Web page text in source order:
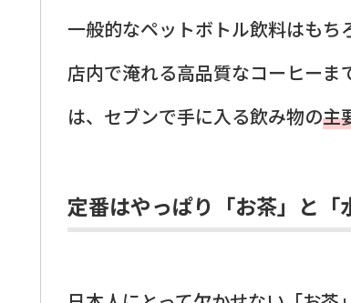
一般的なペットボトル飲料はもち
店内で淹れる高品質なコーヒーま
は、セブンで手に入る飲み物の主
定番はやっぱり「お茶」と